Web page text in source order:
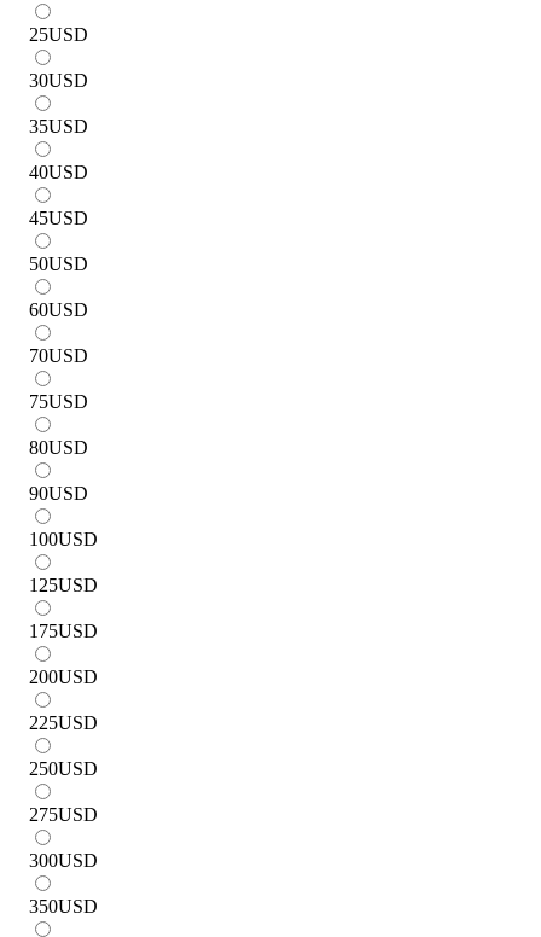
25USD
30USD
35USD
40USD
45USD
50USD
60USD
70USD
75USD
80USD
90USD
100USD
125USD
175USD
200USD
225USD
250USD
275USD
300USD
350USD